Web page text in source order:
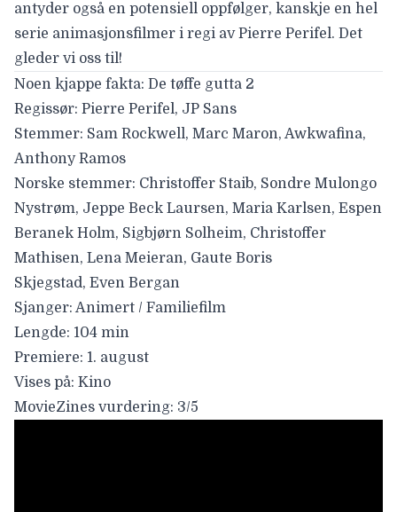
antyder også en potensiell oppfølger, kanskje en hel
serie animasjonsfilmer i regi av Pierre Perifel. Det
gleder vi oss til!
Noen kjappe fakta: De tøffe gutta 2
Regissør: Pierre Perifel, JP Sans
Stemmer: Sam Rockwell, Marc Maron, Awkwafina,
Anthony Ramos
Norske stemmer: Christoffer Staib, Sondre Mulongo
Nystrøm, Jeppe Beck Laursen, Maria Karlsen, Espen
Beranek Holm, Sigbjørn Solheim, Christoffer
Mathisen, Lena Meieran, Gaute Boris
Skjegstad, Even Bergan
Sjanger: Animert / Familiefilm
Lengde: 104 min
Premiere: 1. august
Vises på: Kino
MovieZines vurdering: 3/5